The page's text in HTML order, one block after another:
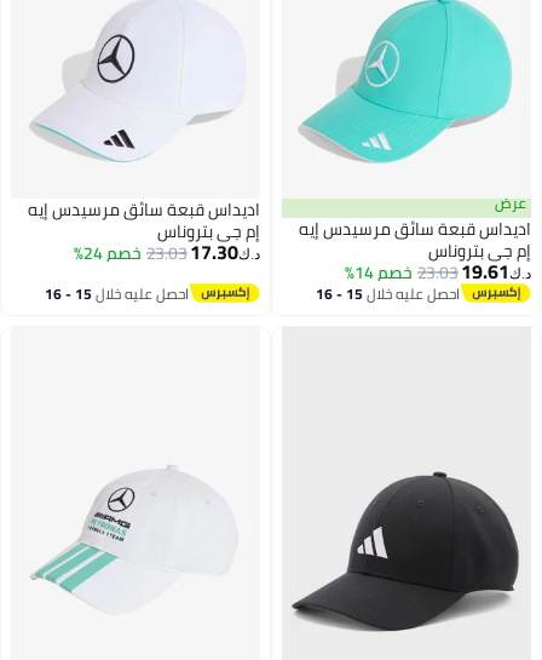
قبعة سائق مرسيدس إيه
23.03 خصم 14%
احصل عليه خلال 15 - 16
اديداس قبعة سائق مرسيدس إيه
إم جي بتروناس
17.30
23.03 خصم 24%
احصل عليه خلال 15 - 16